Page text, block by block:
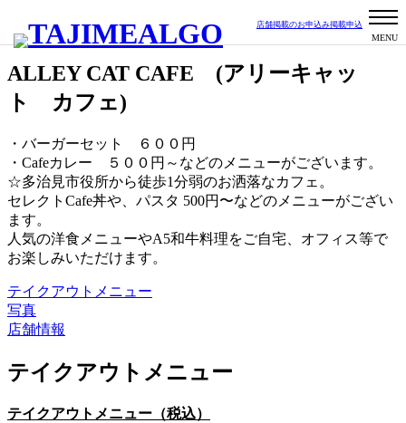
店舗掲載のお申込み掲載申込
洋食 カレー イタリアン カフェ 昭和校区
ALLEY CAT CAFE (アリーキャッ
ト カフェ)
・バーガーセット ６００円
・Cafeカレー ５００円～などのメニューがございます。
☆多治見市役所から徒歩1分弱のお洒落なカフェ。
セレクトCafe丼や、パスタ 500円〜などのメニューがござい
ます。
人気の洋食メニューやA5和牛料理をご自宅、オフィス等で
お楽しみいただけます。
テイクアウトメニュー
写真
店舗情報
テイクアウトメニュー
テイクアウトメニュー（税込）